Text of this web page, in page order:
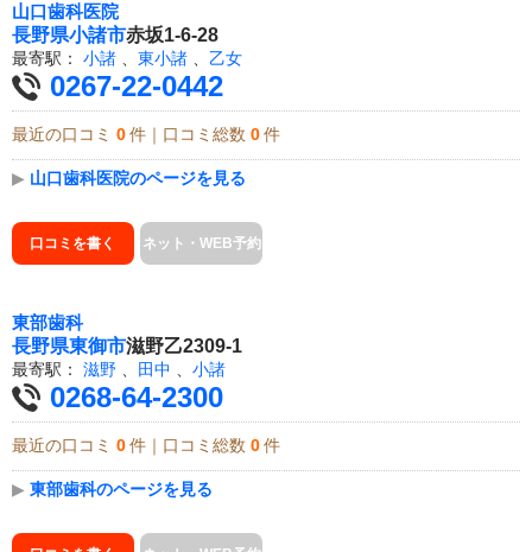
山口歯科医院
長野県小諸市赤坂1-6-28
最寄駅： 小諸 東小諸 乙女
0267-22-0442
最近の口コミ 0 件｜口コミ総数 0 件
▶ 山口歯科医院のページを見る
口コミを書く ネット・WEB予約
東部歯科
長野県東御市滋野乙2309-1
最寄駅： 滋野 田中 小諸
0268-64-2300
最近の口コミ 0 件｜口コミ総数 0 件
▶ 東部歯科のページを見る